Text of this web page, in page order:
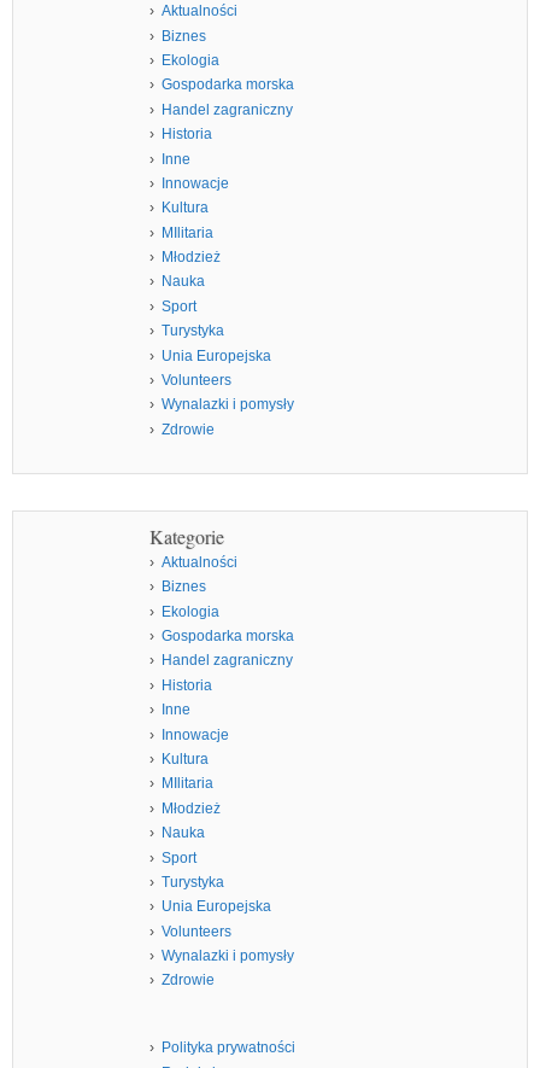
Aktualności
Biznes
Ekologia
Gospodarka morska
Handel zagraniczny
Historia
Inne
Innowacje
Kultura
MIlitaria
Młodzież
Nauka
Sport
Turystyka
Unia Europejska
Volunteers
Wynalazki i pomysły
Zdrowie
Kategorie
Aktualności
Biznes
Ekologia
Gospodarka morska
Handel zagraniczny
Historia
Inne
Innowacje
Kultura
MIlitaria
Młodzież
Nauka
Sport
Turystyka
Unia Europejska
Volunteers
Wynalazki i pomysły
Zdrowie
Polityka prywatności